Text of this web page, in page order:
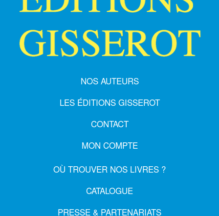
NOS AUTEURS
LES ÉDITIONS GISSEROT
CONTACT
MON COMPTE
OÙ TROUVER NOS LIVRES ?
CATALOGUE
PRESSE & PARTENARIATS